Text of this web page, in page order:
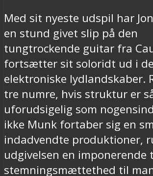
Med sit nyeste udspil har
en stund givet slip på den
tungtrockende guitar fra
fortsætter sit soloridt ud i
elektroniske lydlandskaber.
tre numre, hvis struktur er
uforudsigelig som
ikke Munk fortaber sig en
indadvendte produktioner,
udgivelsen en imponerende
stemningsmættethed til